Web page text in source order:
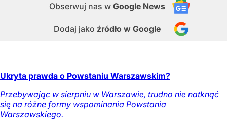
Obserwuj nas w Google News
Dodaj jako źródło w Google
Ukryta prawda o Powstaniu Warszawskim?
Przebywając w sierpniu w Warszawie, trudno nie natknąć
się na różne formy wspominania Powstania
Warszawskiego.